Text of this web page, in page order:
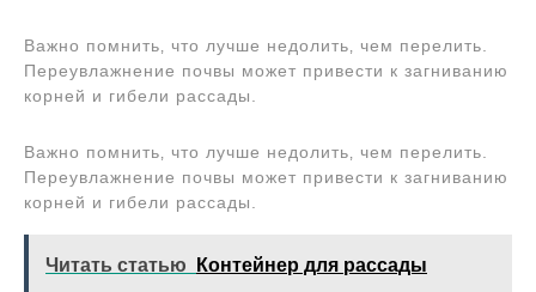
Важно помнить‚ что лучше недолить‚ чем перелить.
Переувлажнение почвы может привести к загниванию
корней и гибели рассады.
Важно помнить‚ что лучше недолить‚ чем перелить.
Переувлажнение почвы может привести к загниванию
корней и гибели рассады.
Читать статью Контейнер для рассады